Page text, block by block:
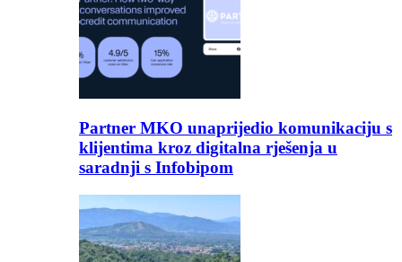
Partner MKO unaprijedio komunikaciju s
klijentima kroz digitalna rješenja u
saradnji s Infobipom